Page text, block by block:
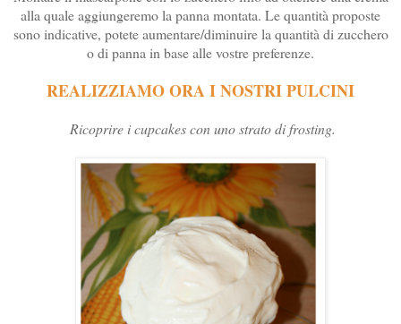
alla quale aggiungeremo la panna montata. Le quantità proposte
sono indicative, potete aumentare/diminuire la quantità di zucchero
o di panna in base alle vostre preferenze.
REALIZZIAMO ORA I NOSTRI PULCINI
Ricoprire i cupcakes con uno strato di frosting.